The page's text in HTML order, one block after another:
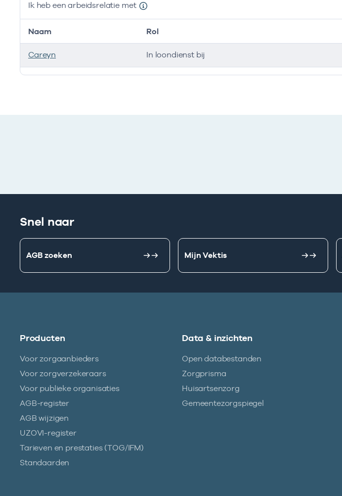
Ik heb een arbeidsrelatie met
Ik heb een arbeidsrelatie met
Naam Rol
Careyn In loondienst bij
Snel naar
AGB zoeken Mijn Vektis
Producten
Voor zorgaanbieders
Voor zorgverzekeraars
Voor publieke organisaties
AGB-register
AGB wijzigen
UZOVI-register
Tarieven en prestaties (TOG/IFM)
Standaarden
Data & inzichten
Open databestanden
Zorgprisma
Huisartsenzorg
Gemeentezorgspiegel